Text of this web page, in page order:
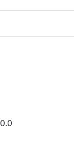
0.0 / 5 (لا توجد تقييمات)